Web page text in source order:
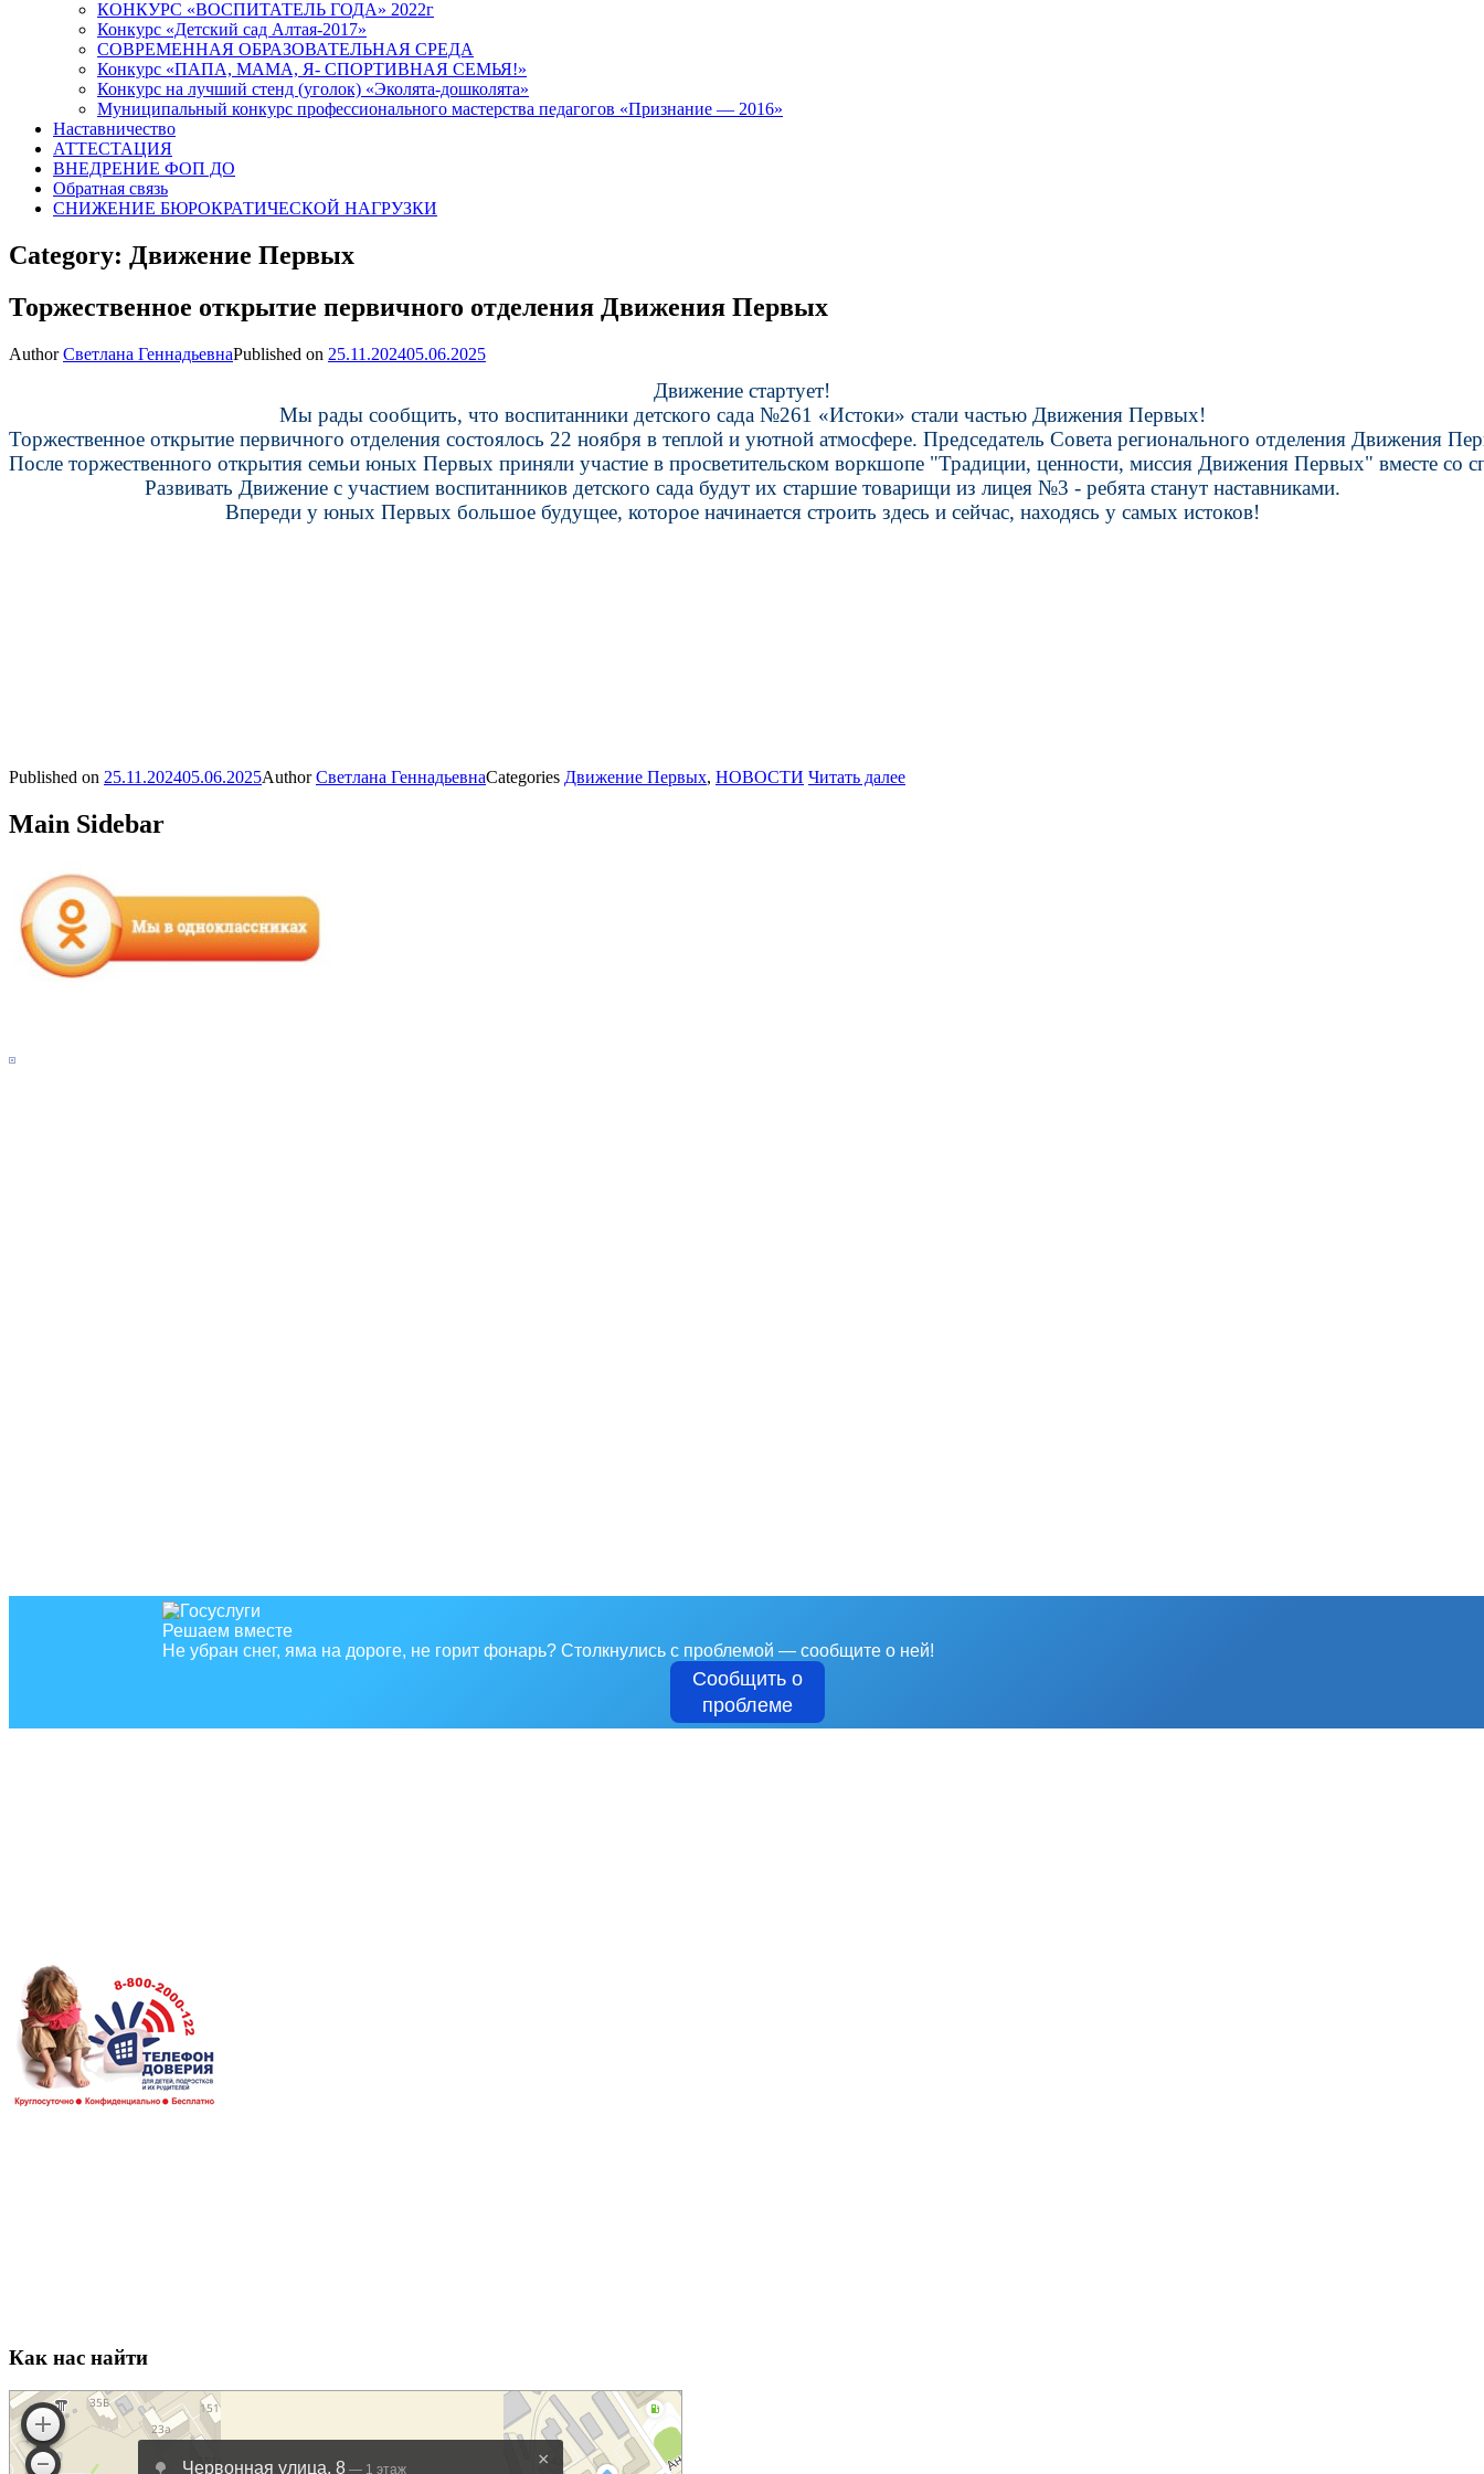
КОНКУРС «ВОСПИТАТЕЛЬ ГОДА» 2022г
Конкурс «Детский сад Алтая-2017»
СОВРЕМЕННАЯ ОБРАЗОВАТЕЛЬНАЯ СРЕДА
Конкурс «ПАПА, МАМА, Я- СПОРТИВНАЯ СЕМЬЯ!»
Конкурс на лучший стенд (уголок) «Эколята-дошколята»
Муниципальный конкурс профессионального мастерства педагогов «Признание — 2016»
Наставничество
АТТЕСТАЦИЯ
ВНЕДРЕНИЕ ФОП ДО
Обратная связь
СНИЖЕНИЕ БЮРОКРАТИЧЕСКОЙ НАГРУЗКИ
Category: Движение Первых
Торжественное открытие первичного отделения Движения Первых
AuthorСветлана ГеннадьевнаPublished on 25.11.202405.06.2025
Движение стартует!
Мы рады сообщить, что воспитанники детского сада №261 «Истоки» стали частью Движения Первых!
Торжественное открытие первичного отделения состоялось 22 ноября в теплой и уютной атмосфере. Председатель Совета регионального отделения
После торжественного открытия семьи юных Первых приняли участие в просветительском воркшопе "Традиции, ценности, миссия Движения Первых" вместе
Развивать Движение с участием воспитанников детского сада будут их старшие товарищи из лицея №3 - ребята станут наставниками.
Впереди у юных Первых большое будущее, которое начинается строить здесь и сейчас, находясь у самых истоков!
Published on 25.11.202405.06.2025AuthorСветлана ГеннадьевнаCategories Движение Первых, НОВОСТИ Читать далее
Main Sidebar
Решаем вместе
Не убран снег, яма на дороге, не горит фонарь? Столкнулись с проблемой — сообщите о ней!
Сообщить о
проблеме
Как нас найти